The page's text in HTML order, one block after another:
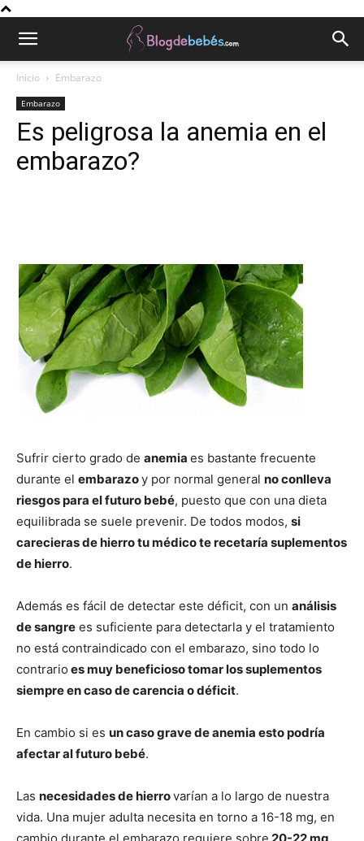
Inicio Embarazo
Embarazo
Es peligrosa la anemia en el
embarazo?
Sufrir cierto grado de anemia es bastante frecuente
durante el embarazoy por normal general no conlleva
riesgos para el futuro bebé, puesto que con una dieta
equilibrada se suele prevenir. De todos modos, si
carecieras de hierro tu médico te recetaría suplementos
de hierro.
Además es fácil de detectar este déficit, con un análisis
de sangre es suficiente para detectarla y el tratamiento
no está contraindicado con el embarazo, sino todo lo
contrario es muy beneficioso tomar los suplementos
siempre en caso de carencia o déficit.
En cambio si es un caso grave de anemia esto podría
afectar al futuro bebé.
Las necesidades de hierrovarían a lo largo de nuestra
vida. Una mujer adulta necesita en torno a 16-18 mg, en